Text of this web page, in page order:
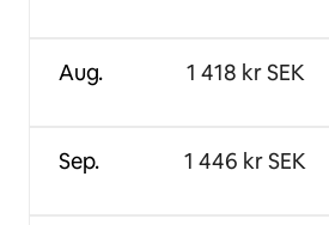
Aug.
Sep.
1 418 kr SEK
1 446 kr SEK